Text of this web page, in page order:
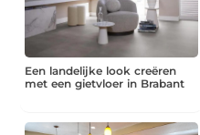
Een landelijke look creëren
met een gietvloer in Brabant